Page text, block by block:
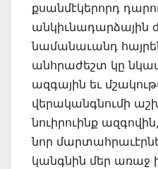
քսանմէկերորդ
անկիւնադարձային
նամանաւանդ
անհրաժեշտ կը
ազգային եւ
վերականգնումի
նուիրուինք
նոր
կանգնին մեր առաջ